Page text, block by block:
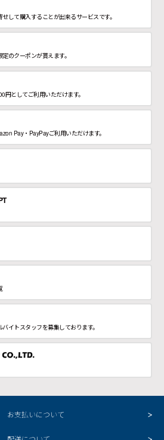
して購入することが出来るサービスです。
のクーポンが貰えます。
円としてご利用いただけます。
Pay・PayPayご利用いただけます。
イトスタッフを募集しております。
お支払いについて